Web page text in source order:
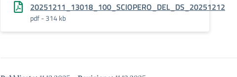
20251211_13018_100_SCIOPERO_DEL_DS_20251212
pdf - 314 kb